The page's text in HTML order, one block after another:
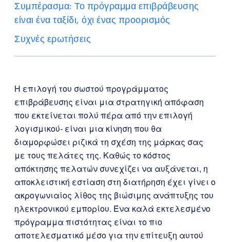
Συμπέρασμα: Το πρόγραμμα επιβράβευσης
είναι ένα ταξίδι, όχι ένας προορισμός
Συχνές ερωτήσεις
Η επιλογή του σωστού προγράμματος
επιβράβευσης είναι μια στρατηγική απόφαση
που εκτείνεται πολύ πέρα από την επιλογή
λογισμικού- είναι μια κίνηση που θα
διαμορφώσει ριζικά τη σχέση της μάρκας σας
με τους πελάτες της. Καθώς το κόστος
απόκτησης πελατών συνεχίζει να αυξάνεται, η
αποκλειστική εστίαση στη διατήρηση έχει γίνει ο
ακρογωνιαίος λίθος της βιώσιμης ανάπτυξης του
ηλεκτρονικού εμπορίου. Ένα καλά εκτελεσμένο
πρόγραμμα πιστότητας είναι το πιο
αποτελεσματικό μέσο για την επίτευξη αυτού